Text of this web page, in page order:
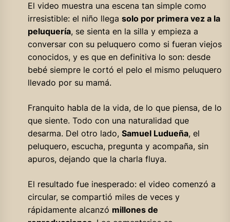
El video muestra una escena tan simple como
irresistible: el niño llega solo por primera vez a la
peluquería, se sienta en la silla y empieza a
conversar con su peluquero como si fueran viejos
conocidos, y es que en definitiva lo son: desde
bebé siempre le cortó el pelo el mismo peluquero
llevado por su mamá.
Franquito habla de la vida, de lo que piensa, de lo
que siente. Todo con una naturalidad que
desarma. Del otro lado, Samuel Ludueña, el
peluquero, escucha, pregunta y acompaña, sin
apuros, dejando que la charla fluya.
El resultado fue inesperado: el video comenzó a
circular, se compartió miles de veces y
rápidamente alcanzó millones de